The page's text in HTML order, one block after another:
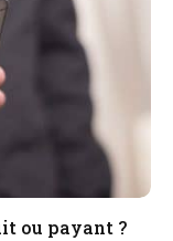
ou payant ?